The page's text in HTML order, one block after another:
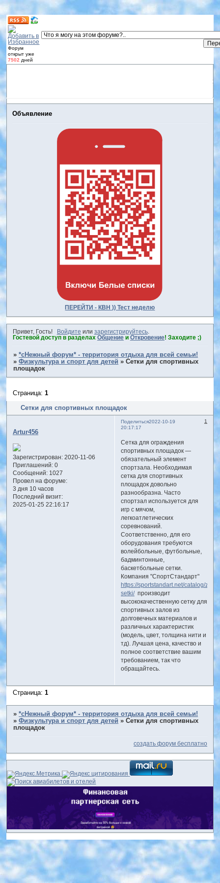
Форум
открыт уже
7502 дней
Объявление
ПЕРЕЙТИ - КВН )) Тест неделю
Привет, Гость! Войдите или зарегистрируйтесь.
Гостевой доступ в разделах Общениеи Откровение! Заходите ;)
»*сНежный форум* - территория отдыха для всей семьи!
»Физкультура и спорт для детей »Сетки для спортивных
площадок
Сетки для спортивных площадок
Страница:1
Поделиться 1
2022-10-19
20:17:17
Artur456
Зарегистрирован: 2020-11-06
Приглашений:0
Сообщений:1027
Провел на форуме:
3 дня 10 часов
Последний визит:
2025-01-25 22:16:17
Сетка для ограждения
спортивных площадок —
обязательный элемент
спортзала. Необходимая
сетка для спортивных
площадок довольно
разнообразна. Часто
спортзал используется для
игр с мячом,
легкоатлетических
соревнований.
Соответственно, для его
оборудования требуются
волейбольные, футбольные,
бадминтонные,
баскетбольные сетки.
Компания "СпортСтандарт"
https://sportstandart.net/catalog/
setki/производит
высококачественную сетку для
спортивных залов из
долговечных материалов и
различных характеристик
(модель, цвет, толщина нити и
тд). Лучшая цена, качество и
полное соответствие вашим
требованием, так что
обращайтесь.
Страница:1
»*сНежный форум* - территория отдыха для всей семьи!
»Физкультура и спорт для детей »Сетки для спортивных
площадок
создать форум бесплатно